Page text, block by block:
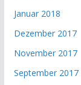
Januar 2018
Dezember 2017
November 2017
September 2017